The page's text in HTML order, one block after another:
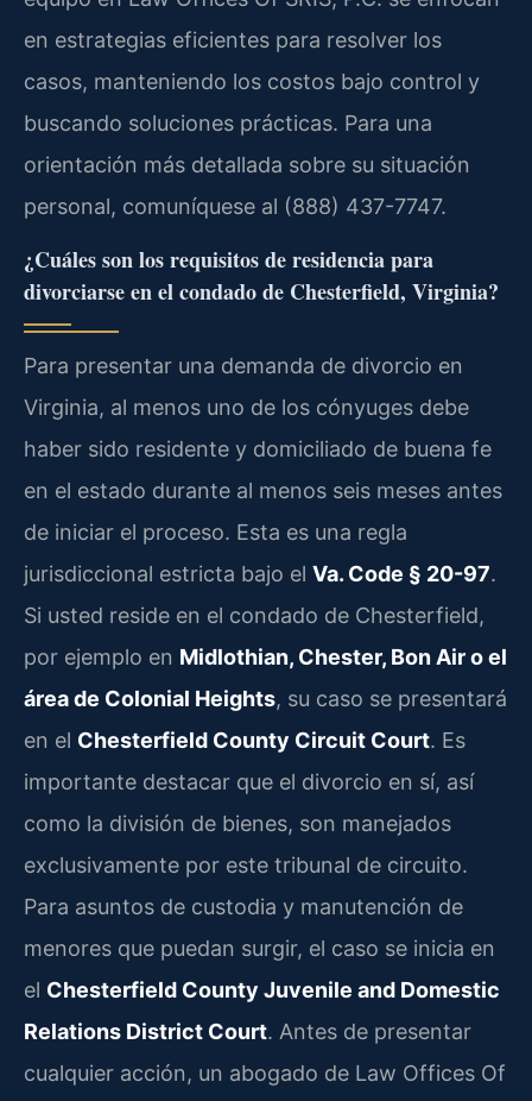
en estrategias eficientes para resolver los
casos, manteniendo los costos bajo control y
buscando soluciones prácticas. Para una
orientación más detallada sobre su situación
personal, comuníquese al (888) 437-7747.
¿Cuáles son los requisitos de residencia para
divorciarse en el condado de Chesterfield, Virginia?
Para presentar una demanda de divorcio en
Virginia, al menos uno de los cónyuges debe
haber sido residente y domiciliado de buena fe
en el estado durante al menos seis meses antes
de iniciar el proceso. Esta es una regla
jurisdiccional estricta bajo el Va. Code § 20-97.
Si usted reside en el condado de Chesterfield,
por ejemplo en Midlothian, Chester, Bon Air o el
área de Colonial Heights, su caso se presentará
en el Chesterfield County Circuit Court. Es
importante destacar que el divorcio en sí, así
como la división de bienes, son manejados
exclusivamente por este tribunal de circuito.
Para asuntos de custodia y manutención de
menores que puedan surgir, el caso se inicia en
el Chesterfield County Juvenile and Domestic
Relations District Court. Antes de presentar
cualquier acción, un abogado de Law Offices Of